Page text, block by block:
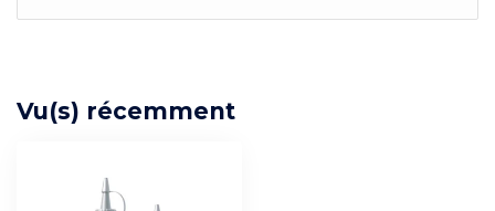
Vu(s) récemment